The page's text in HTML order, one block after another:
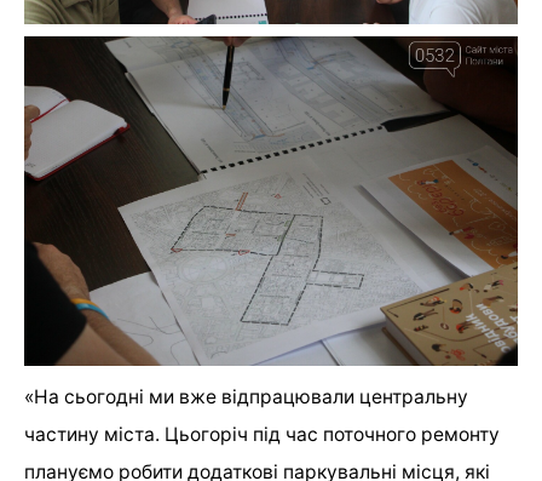
«На сьогодні ми вже відпрацювали центральну
частину міста. Цьогоріч під час поточного ремонту
плануємо робити додаткові паркувальні місця, які